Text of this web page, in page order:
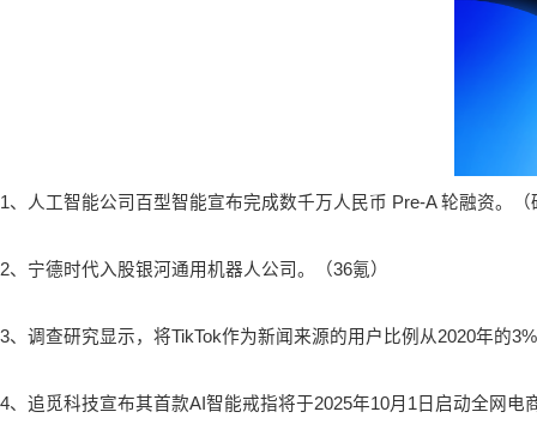
1、人工智能公司百型智能宣布完成数千万人民币 Pre-A 轮融资。（
2、宁德时代入股银河通用机器人公司。（36氪）
3、调查研究显示，将TikTok作为新闻来源的用户比例从2020年的
4、追觅科技宣布其首款AI智能戒指将于2025年10月1日启动全网电